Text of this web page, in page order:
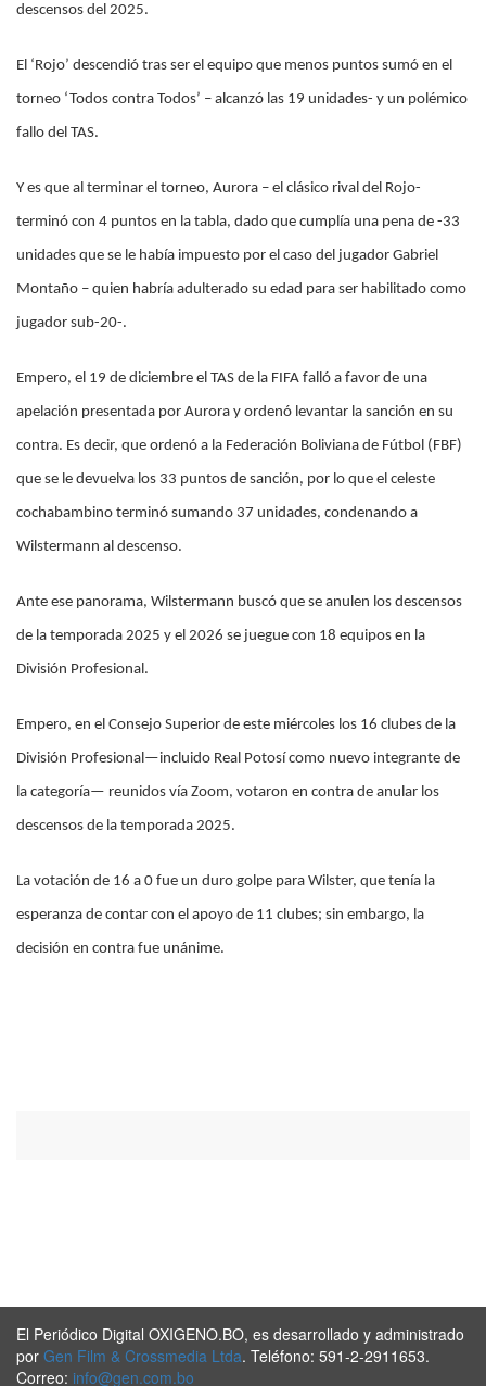
descensos del 2025.
El ‘Rojo’ descendió tras ser el equipo que menos puntos sumó en el
torneo ‘Todos contra Todos’ – alcanzó las 19 unidades- y un polémico
fallo del TAS.
Y es que al terminar el torneo, Aurora – el clásico rival del Rojo-
terminó con 4 puntos en la tabla, dado que cumplía una pena de -33
unidades que se le había impuesto por el caso del jugador Gabriel
Montaño – quien habría adulterado su edad para ser habilitado como
jugador sub-20-.
Empero, el 19 de diciembre el TAS de la FIFA falló a favor de una
apelación presentada por Aurora y ordenó levantar la sanción en su
contra. Es decir, que ordenó a la Federación Boliviana de Fútbol (FBF)
que se le devuelva los 33 puntos de sanción, por lo que el celeste
cochabambino terminó sumando 37 unidades, condenando a
Wilstermann al descenso.
Ante ese panorama, Wilstermann buscó que se anulen los descensos
de la temporada 2025 y el 2026 se juegue con 18 equipos en la
División Profesional.
Empero, en el Consejo Superior de este miércoles los 16 clubes de la
División Profesional—incluido Real Potosí como nuevo integrante de
la categoría— reunidos vía Zoom, votaron en contra de anular los
descensos de la temporada 2025.
La votación de 16 a 0 fue un duro golpe para Wilster, que tenía la
esperanza de contar con el apoyo de 11 clubes; sin embargo, la
decisión en contra fue unánime.
El Periódico Digital OXIGENO.BO, es desarrollado y administrado
por Gen Film & Crossmedia Ltda. Teléfono: 591-2-2911653.
Correo: info@gen.com.bo